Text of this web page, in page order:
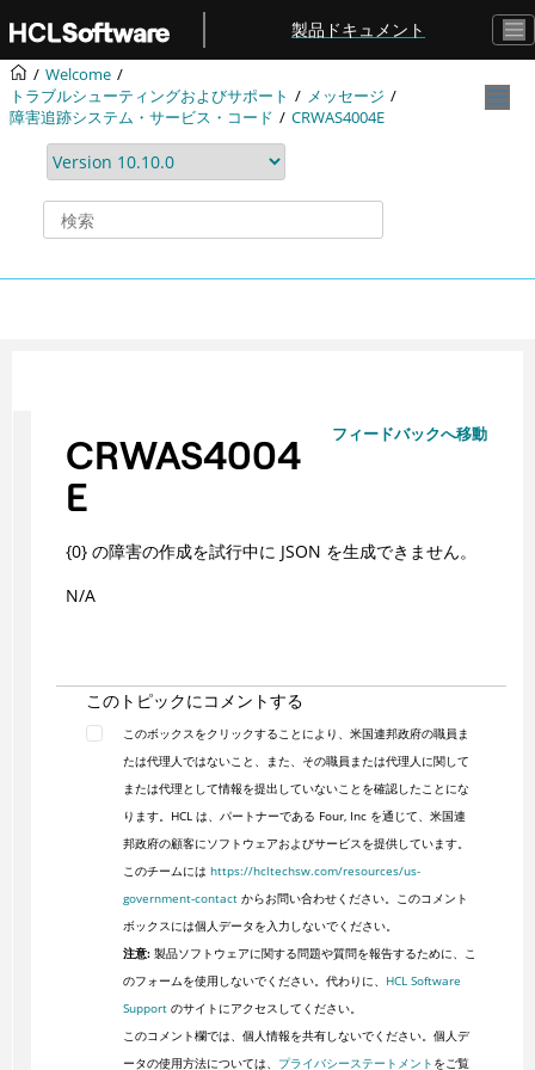
メインコンテンツにジャンプ
製品ドキュメント
Welcome
トラブルシューティングおよびサポート
メッセージ
障害追跡システム・サービス・コード
CRWAS4004E
フィードバックへ移動
CRWAS4004
E
{0} の障害の作成を試行中に JSON を生成できません。
N/A
このトピックにコメントする
このボックスをクリックすることにより、米国連邦政府の職員ま
たは代理人ではないこと、また、その職員または代理人に関して
または代理として情報を提出していないことを確認したことにな
ります。HCL は、パートナーである Four, Inc を通じて、米国連
邦政府の顧客にソフトウェアおよびサービスを提供しています。
このチームには https://hcltechsw.com/resources/us-
government-contactからお問い合わせください。このコメント
ボックスには個人データを入力しないでください。
注意:製品ソフトウェアに関する問題や質問を報告するために、こ
のフォームを使用しないでください。代わりに、 HCL Software
Supportのサイトにアクセスしてください。
このコメント欄では、個人情報を共有しないでください。個人デ
ータの使用方法については、 プライバシーステートメント をご覧